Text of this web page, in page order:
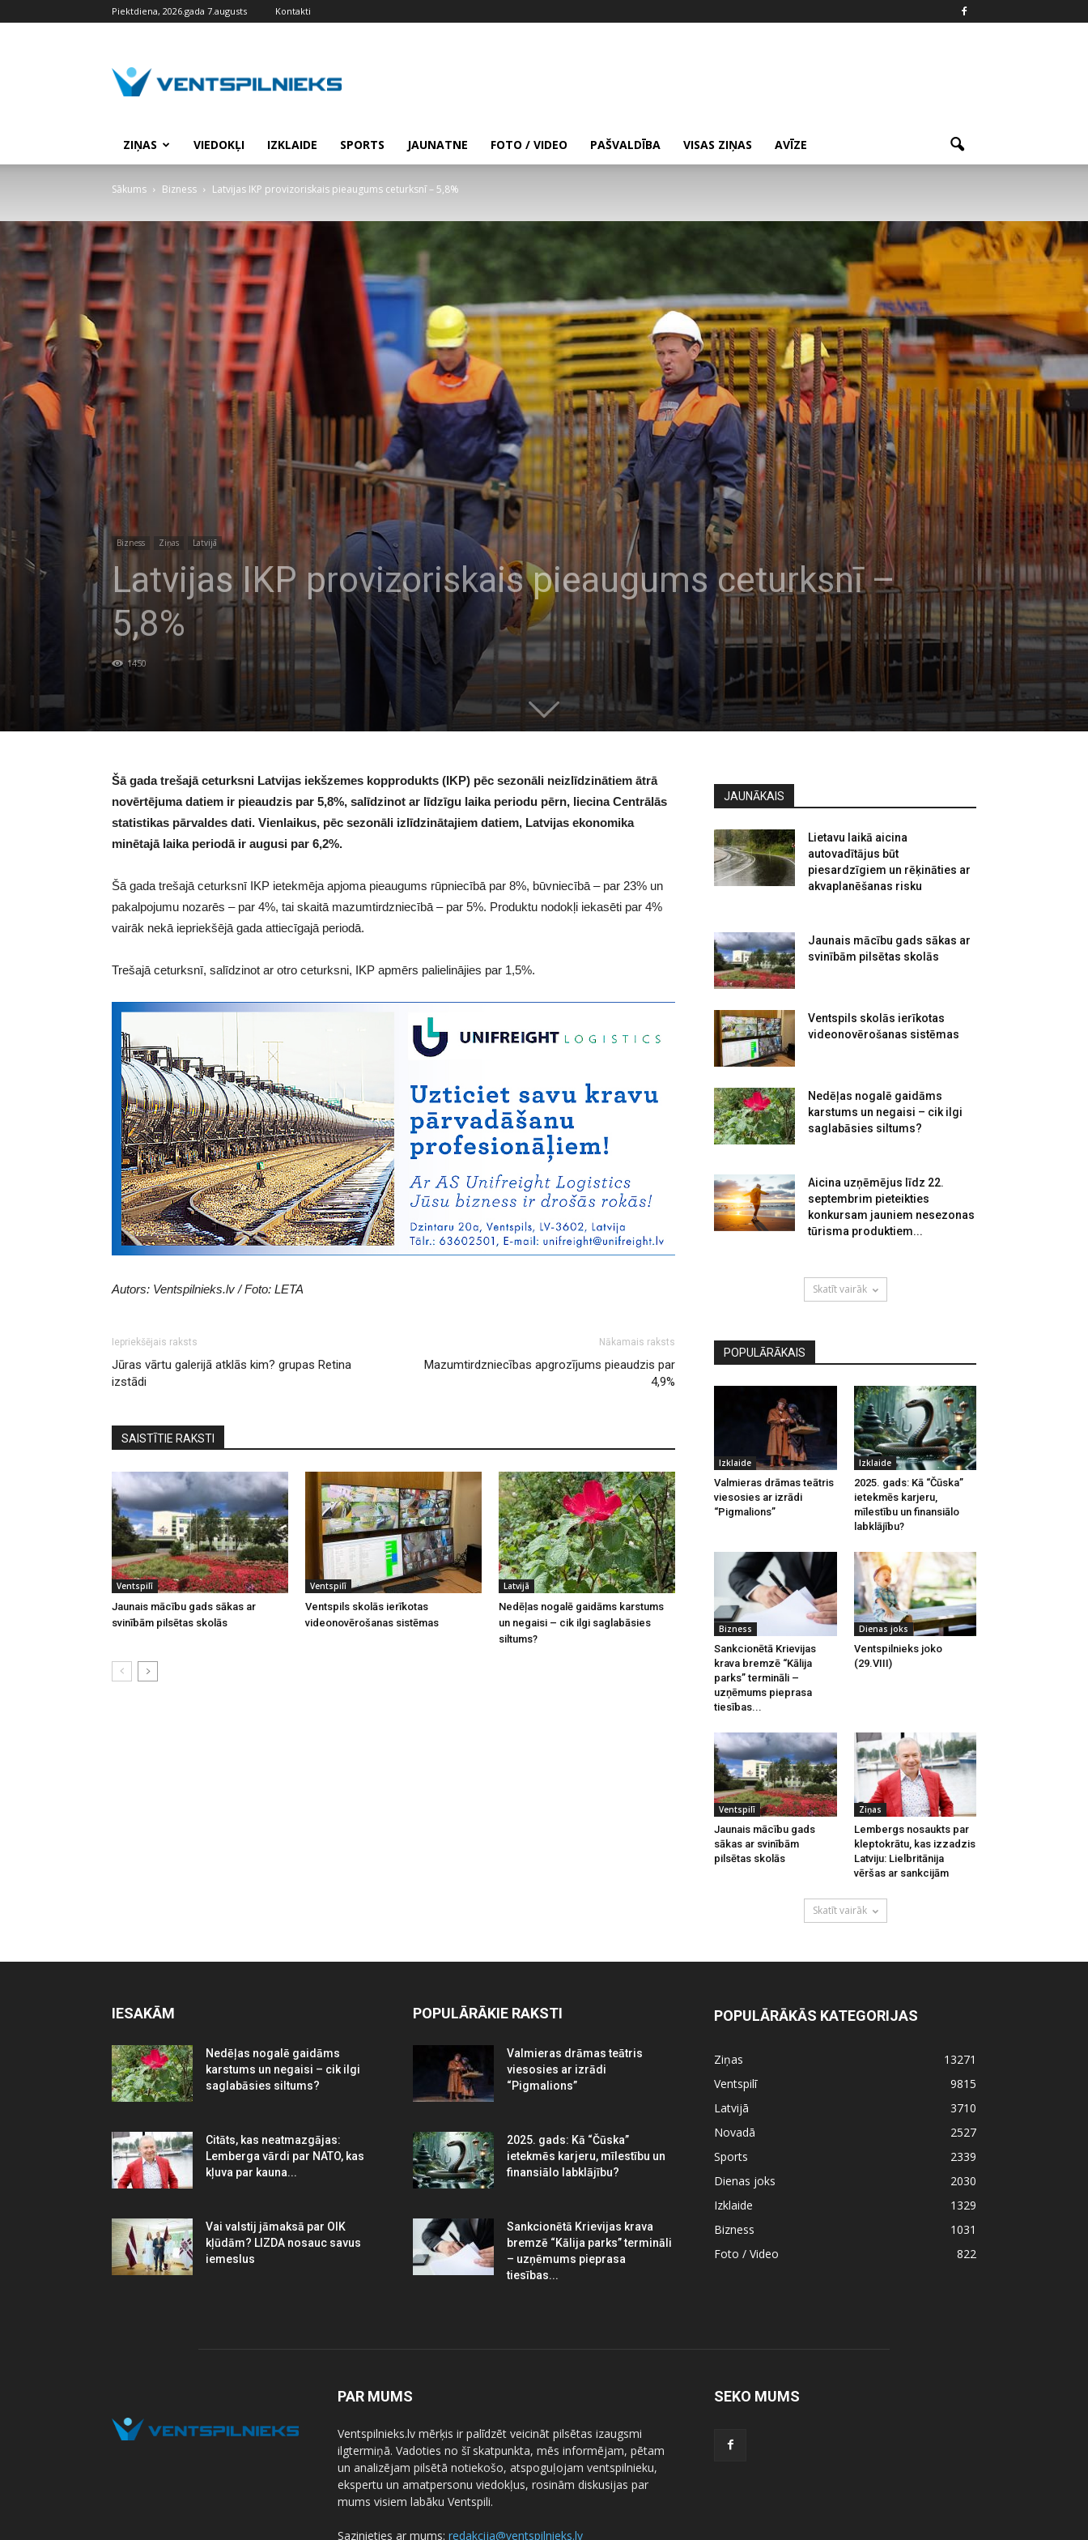
Piektdiena, 2026.gada 7.augusts Kontakti
ZIŅAS VIEDOKĻI IZKLAIDE SPORTS JAUNATNE FOTO / VIDEO PAŠVALDĪBA VISAS ZIŅAS AVĪZE
Sākums Bizness Latvijas IKP provizoriskais pieaugums ceturksnī – 5,8%
Bizness Ziņas Latvijā
Latvijas IKP provizoriskais pieaugums ceturksnī –
5,8%
1450
Šā gada trešajā ceturksni Latvijas iekšzemes kopprodukts (IKP) pēc sezonāli neizlīdzinātiem ātrā
novērtējuma datiem ir pieaudzis par 5,8%, salīdzinot ar līdzīgu laika periodu pērn, liecina Centrālās
statistikas pārvaldes dati. Vienlaikus, pēc sezonāli izlīdzinātajiem datiem, Latvijas ekonomika
minētajā laika periodā ir augusi par 6,2%.
Šā gada trešajā ceturksnī IKP ietekmēja apjoma pieaugums rūpniecībā par 8%, būvniecībā – par 23% un
pakalpojumu nozarēs – par 4%, tai skaitā mazumtirdzniecībā – par 5%. Produktu nodokļi iekasēti par 4%
vairāk nekā iepriekšējā gada attiecīgajā periodā.
Trešajā ceturksnī, salīdzinot ar otro ceturksni, IKP apmērs palielinājies par 1,5%.
Autors: Ventspilnieks.lv / Foto: LETA
Iepriekšējais raksts
Jūras vārtu galerijā atklās kim? grupas Retina
izstādi
Nākamais raksts
Mazumtirdzniecības apgrozījums pieaudzis par
4,9%
SAISTĪTIE RAKSTI
Ventspilī
Jaunais mācību gads sākas ar
svinībām pilsētas skolās
Ventspilī
Ventspils skolās ierīkotas
videonovērošanas sistēmas
Latvijā
Nedēļas nogalē gaidāms karstums
un negaisi – cik ilgi saglabāsies
siltums?
JAUNĀKAIS
Lietavu laikā aicina
autovadītājus būt
piesardzīgiem un rēķināties ar
akvaplanēšanas risku
Jaunais mācību gads sākas ar
svinībām pilsētas skolās
Ventspils skolās ierīkotas
videonovērošanas sistēmas
Nedēļas nogalē gaidāms
karstums un negaisi – cik ilgi
saglabāsies siltums?
Aicina uzņēmējus līdz 22.
septembrim pieteikties
konkursam jauniem nesezonas
tūrisma produktiem...
Skatīt vairāk
POPULĀRĀKAIS
Izklaide
Valmieras drāmas teātris
viesosies ar izrādi
“Pigmalions”
Izklaide
2025. gads: Kā “Čūska”
ietekmēs karjeru,
mīlestību un finansiālo
labklājību?
Bizness
Sankcionētā Krievijas
krava bremzē “Kālija
parks” termināli –
uzņēmums pieprasa
tiesības...
Dienas joks
Ventspilnieks joko
(29.VIII)
Ventspilī
Jaunais mācību gads
sākas ar svinībām
pilsētas skolās
Ziņas
Lembergs nosaukts par
kleptokrātu, kas izzadzis
Latviju: Lielbritānija
vēršas ar sankcijām
Skatīt vairāk
IESAKĀM
Nedēļas nogalē gaidāms
karstums un negaisi – cik ilgi
saglabāsies siltums?
Citāts, kas neatmazgājas:
Lemberga vārdi par NATO, kas
kļuva par kauna...
Vai valstij jāmaksā par OIK
kļūdām? LIZDA nosauc savus
iemeslus
POPULĀRĀKIE RAKSTI
Valmieras drāmas teātris
viesosies ar izrādi
“Pigmalions”
2025. gads: Kā “Čūska”
ietekmēs karjeru, mīlestību un
finansiālo labklājību?
Sankcionētā Krievijas krava
bremzē “Kālija parks” termināli
– uzņēmums pieprasa
tiesības...
POPULĀRĀKĀS KATEGORIJAS
Ziņas
13271
Ventspilī
9815
Latvijā
3710
Novadā
2527
Sports
2339
Dienas joks
2030
Izklaide
1329
Bizness
1031
Foto / Video
822
PAR MUMS
Ventspilnieks.lv mērķis ir palīdzēt veicināt pilsētas izaugsmi
ilgtermiņā. Vadoties no šī skatpunkta, mēs informējam, pētam
un analizējam pilsētā notiekošo, atspoguļojam ventspilnieku,
ekspertu un amatpersonu viedokļus, rosinām diskusijas par
mums visiem labāku Ventspili.
Sazinieties ar mums: redakcija@ventspilnieks.lv
SEKO MUMS